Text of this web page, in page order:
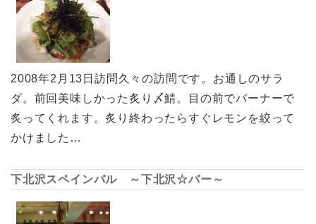
2008年2月13日訪問久々の訪問です。お通しのサラ
ダ。前回美味しかった炙り〆鯖。目の前でバーナーで
炙ってくれます。炙り終わったらすぐレモンを絞って
かけました…
下北沢スペインバル ～下北沢☆バー～